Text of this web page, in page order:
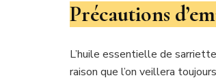
Précautions
L’huile essentielle de
raison que l’on veillera